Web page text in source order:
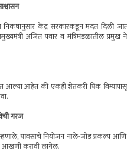
केंद्र सरकारकडून मदत दिली
अजित पवार व मंत्रिमंडळातील
आल्या आहेत की एकही शेतकरी पिक
गरज
म्हणाले, पावसाचे नियोजन नाले-जोड प्रकल्प
आखणी करावी लागेल.